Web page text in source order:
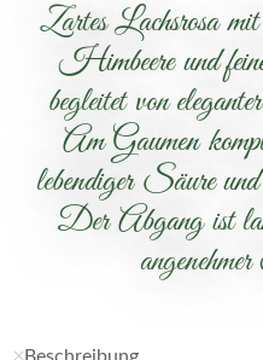
Zartes Lachsrosa
Himbeere und
begleitet von
Am Gaumen
lebendiger Säure
Der Abgang ist